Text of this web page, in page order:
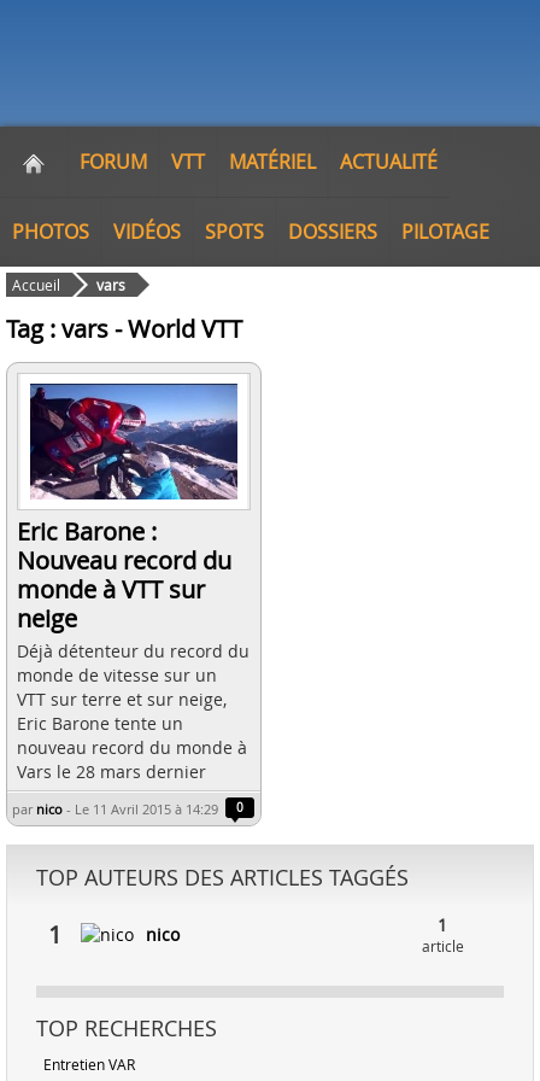
FORUM VTT MATÉRIEL ACTUALITÉ
PHOTOS VIDÉOS SPOTS DOSSIERS PILOTAGE
Accueil vars
Tag : vars - World VTT
Eric Barone :
Nouveau record du
monde à VTT sur
neige
Déjà détenteur du record du
monde de vitesse sur un
VTT sur terre et sur neige,
Eric Barone tente un
nouveau record du monde à
Vars le 28 mars dernier
par nico - Le 11 Avril 2015 à 14:29 0
TOP AUTEURS DES ARTICLES TAGGÉS
1 nico 1
article
TOP RECHERCHES
Entretien VAR